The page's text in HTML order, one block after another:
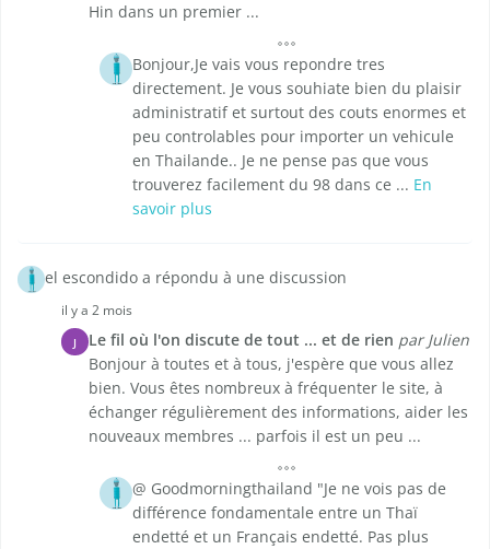
Hin dans un premier ...
Bonjour,Je vais vous repondre tres
directement. Je vous souhiate bien du plaisir
administratif et surtout des couts enormes et
peu controlables pour importer un vehicule
en Thailande.. Je ne pense pas que vous
trouverez facilement du 98 dans ce ... En
savoir plus
el escondido a répondu à une discussion
il y a 2 mois
J Le fil où l'on discute de tout ... et de rien par Julien
Bonjour à toutes et à tous, j'espère que vous allez
bien. Vous êtes nombreux à fréquenter le site, à
échanger régulièrement des informations, aider les
nouveaux membres ... parfois il est un peu ...
@ Goodmorningthailand "Je ne vois pas de
différence fondamentale entre un Thaï
endetté et un Français endetté. Pas plus